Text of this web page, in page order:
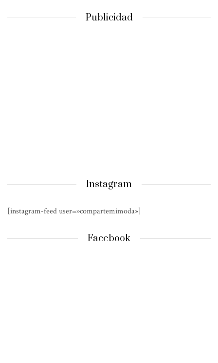
Publicidad
Instagram
[instagram-feed user=»compartemimoda»]
Facebook